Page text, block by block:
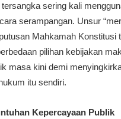
sering kali
serampangan. Unsur
Mahkamah Konstitusi
pilihan kebijakan
masa kini demi
itu sendiri.
Kepercayaan Publik